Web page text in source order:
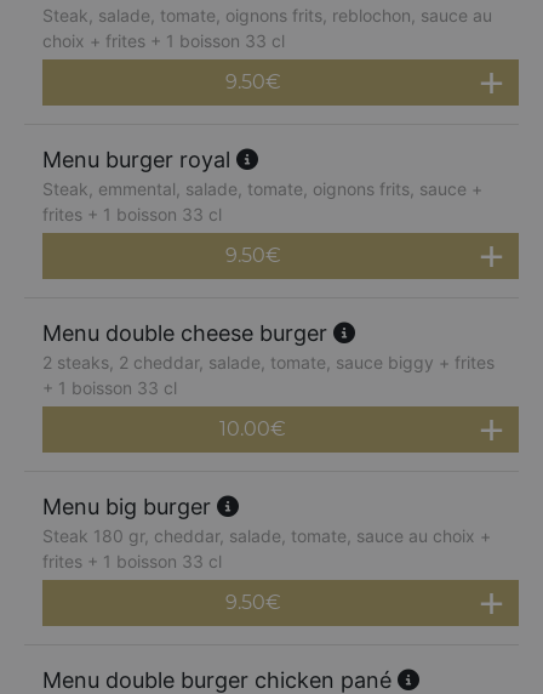
Steak, salade, tomate, oignons frits, reblochon, sauce au
choix + frites + 1 boisson 33 cl
9.50€
Menu burger royal
Steak, emmental, salade, tomate, oignons frits, sauce +
frites + 1 boisson 33 cl
9.50€
Menu double cheese burger
2 steaks, 2 cheddar, salade, tomate, sauce biggy + frites
+ 1 boisson 33 cl
10.00€
Menu big burger
Steak 180 gr, cheddar, salade, tomate, sauce au choix +
frites + 1 boisson 33 cl
9.50€
Menu double burger chicken pané